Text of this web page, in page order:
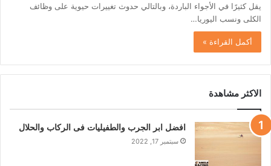
يقل كثيرًا في الأجواء الباردة، وبالتالي حدوث تغييرات حيوية على وظائف
الكلى ونسب اليوريا…
أكمل القراءة »
الاكثر مشاهدة
افضل ابر الجرب والطفيليات فى الركاب والحلال
سبتمبر 17, 2022